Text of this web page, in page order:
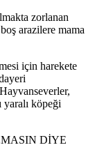
zorlanan
arazilere mama
için harekete
köpeği
DİYE